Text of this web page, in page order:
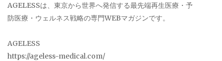
AGELESSは、東京から世界へ発信する最先端再生医療・予
防医療・ウェルネス戦略の専門WEBマガジンです。
AGELESS
https://ageless-medical.com/